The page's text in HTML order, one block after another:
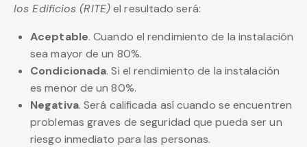
los Edificios (RITE)el resultado será:
Aceptable. Cuando el rendimiento de la instalación
sea mayor de un 80%.
Condicionada. Si el rendimiento de la instalación
es menor de un 80%.
Negativa. Será calificada así cuando se encuentren
problemas graves de seguridad que pueda ser un
riesgo inmediato para las personas.